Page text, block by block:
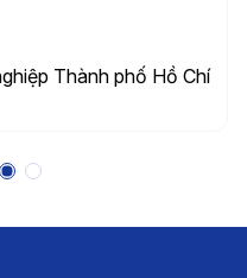
Thành phố Hồ Chí